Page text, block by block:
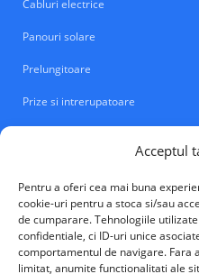
Acceptul
Pentru a oferi cea mai buna
cookie-uri pentru a stoca si/sau
de cumparare. Tehnologiile
confidentiale, ci ID-uri unice
comportamentul de navigare. Fara
limitat, anumite functionalitati ale
Cabluri electrice
Panouri solare
Prelungitoare
Prize si intrerupatoare
VALM